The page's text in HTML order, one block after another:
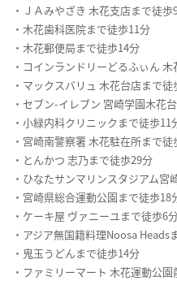
・ＪＡみやざき 木花支店まで徒歩
・木花歯科医院まで徒歩11分
・木花郵便局まで徒歩14分
・コインランドリーどるふぃん
・マックスバリュ 木花台店まで徒
・セブン-イレブン 宮崎学園木花
・小緑内科クリニックまで徒歩11
・宮崎南警察署 木花駐在所まで徒
・とんかつ 志乃まで徒歩29分
・ひなたサンマリンスタジアム宮
・宮崎県総合運動公園まで徒歩18
・ケーキ屋 ヴァニーユまで徒歩6
・アジア無国籍料理Noosa Heads
・鬼玉うどんまで徒歩14分
・ファミリーマート 木花運動公